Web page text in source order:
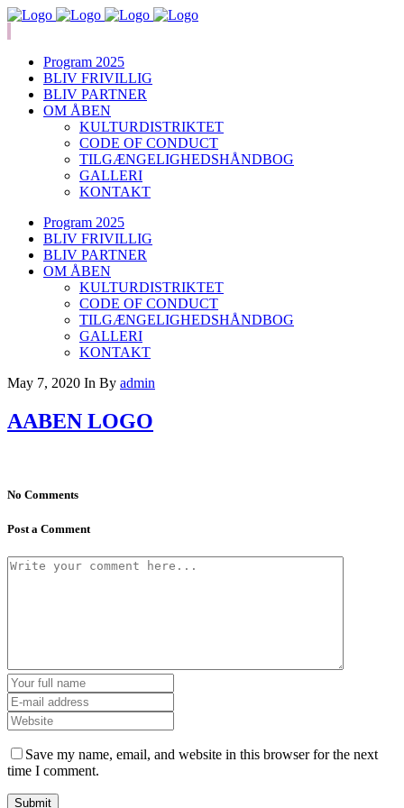
Program 2025
BLIV FRIVILLIG
BLIV PARTNER
OM ÅBEN
KULTURDISTRIKTET
CODE OF CONDUCT
TILGÆNGELIGHEDSHÅNDBOG
GALLERI
KONTAKT
Program 2025
BLIV FRIVILLIG
BLIV PARTNER
OM ÅBEN
KULTURDISTRIKTET
CODE OF CONDUCT
TILGÆNGELIGHEDSHÅNDBOG
GALLERI
KONTAKT
May 7, 2020 In By admin
AABEN LOGO
No Comments
Post a Comment
Save my name, email, and website in this browser for the next
time I comment.